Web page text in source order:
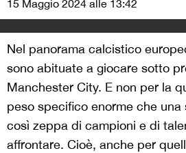
15 Maggio 2024 alle 13:42
Nel panorama calcistico
sono abituate a giocare sotto
Manchester City. E non per la
peso specifico enorme che
così zeppa di campioni e di
affrontare. Cioè, anche per